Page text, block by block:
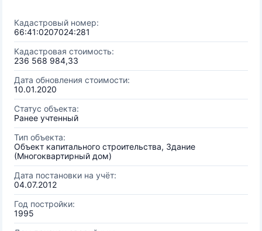
Кадастровый номер:
66:41:0207024:281
Кадастровая стоимость:
236 568 984,33
Дата обновления стоимости:
10.01.2020
Статус объекта:
Ранее учтенный
Тип объекта:
Объект капитального строительства, Здание
(Многоквартирный дом)
Дата постановки на учёт:
04.07.2012
Год постройки:
1995